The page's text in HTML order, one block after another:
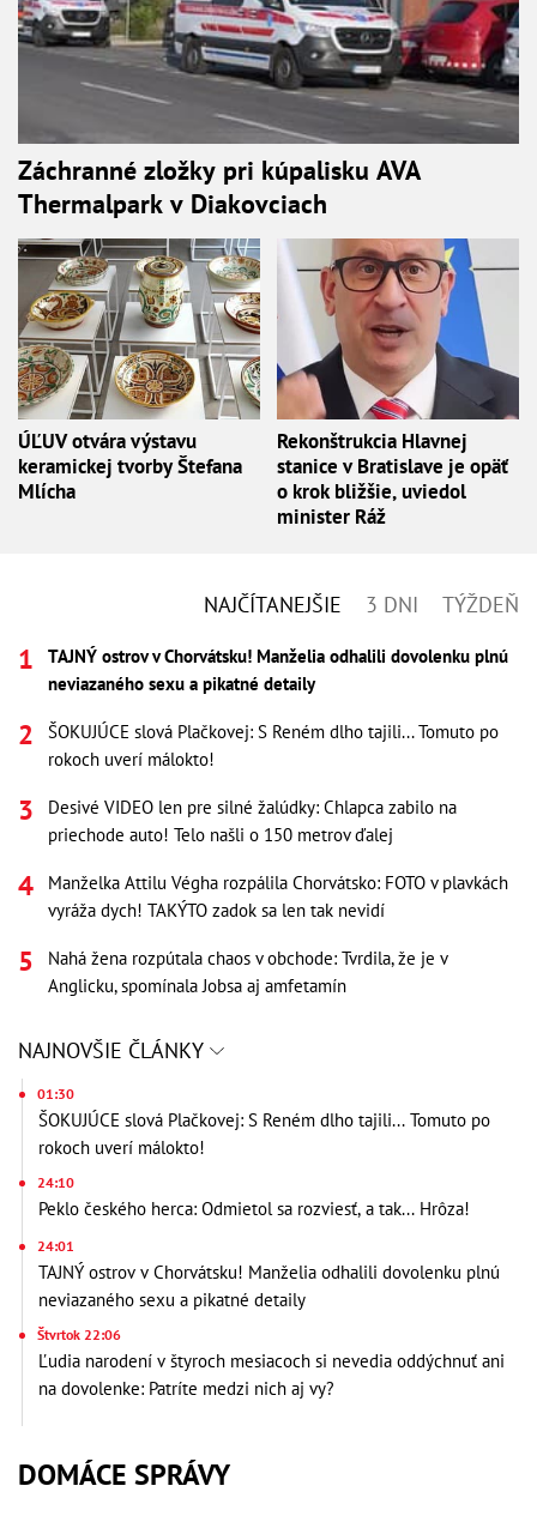
Záchranné zložky pri kúpalisku AVA
Thermalpark v Diakovciach
ÚĽUV otvára výstavu
keramickej tvorby Štefana
Mlícha
Rekonštrukcia Hlavnej
stanice v Bratislave je opäť
o krok bližšie, uviedol
minister Ráž
NAJČÍTANEJŠIE 3 DNI TÝŽDEŇ
TAJNÝ ostrov v Chorvátsku! Manželia odhalili dovolenku plnú
neviazaného sexu a pikatné detaily
ŠOKUJÚCE slová Plačkovej: S Reném dlho tajili... Tomuto po
rokoch uverí málokto!
Desivé VIDEO len pre silné žalúdky: Chlapca zabilo na
priechode auto! Telo našli o 150 metrov ďalej
Manželka Attilu Végha rozpálila Chorvátsko: FOTO v plavkách
vyráža dych! TAKÝTO zadok sa len tak nevidí
Nahá žena rozpútala chaos v obchode: Tvrdila, že je v
Anglicku, spomínala Jobsa aj amfetamín
NAJNOVŠIE ČLÁNKY
01:30
ŠOKUJÚCE slová Plačkovej: S Reném dlho tajili... Tomuto po
rokoch uverí málokto!
24:10
Peklo českého herca: Odmietol sa rozviesť, a tak... Hrôza!
24:01
TAJNÝ ostrov v Chorvátsku! Manželia odhalili dovolenku plnú
neviazaného sexu a pikatné detaily
Štvrtok 22:06
Ľudia narodení v štyroch mesiacoch si nevedia oddýchnuť ani
na dovolenke: Patríte medzi nich aj vy?
DOMÁCE SPRÁVY